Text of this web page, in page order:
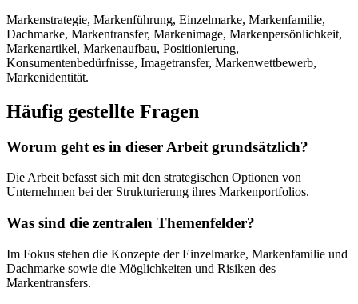
Markenstrategie, Markenführung, Einzelmarke, Markenfamilie,
Dachmarke, Markentransfer, Markenimage, Markenpersönlichkeit,
Markenartikel, Markenaufbau, Positionierung,
Konsumentenbedürfnisse, Imagetransfer, Markenwettbewerb,
Markenidentität.
Häufig gestellte Fragen
Worum geht es in dieser Arbeit grundsätzlich?
Die Arbeit befasst sich mit den strategischen Optionen von
Unternehmen bei der Strukturierung ihres Markenportfolios.
Was sind die zentralen Themenfelder?
Im Fokus stehen die Konzepte der Einzelmarke, Markenfamilie und
Dachmarke sowie die Möglichkeiten und Risiken des
Markentransfers.